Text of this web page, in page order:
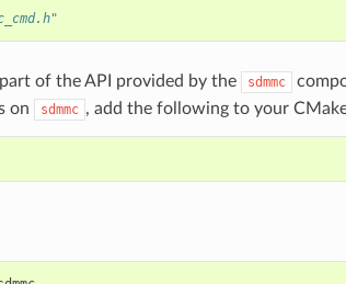
of the API provided by the sdmmc
on
sdmmc , add the following to your